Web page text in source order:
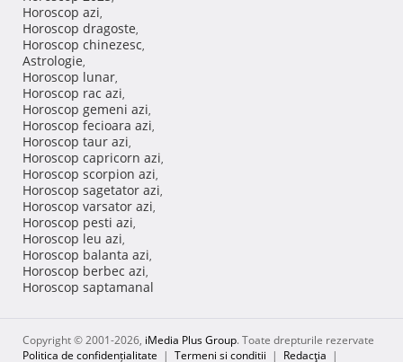
Horoscop azi,
Horoscop dragoste,
Horoscop chinezesc,
Astrologie,
Horoscop lunar,
Horoscop rac azi,
Horoscop gemeni azi,
Horoscop fecioara azi,
Horoscop taur azi,
Horoscop capricorn azi,
Horoscop scorpion azi,
Horoscop sagetator azi,
Horoscop varsator azi,
Horoscop pesti azi,
Horoscop leu azi,
Horoscop balanta azi,
Horoscop berbec azi,
Horoscop saptamanal
Copyright © 2001-2026, iMedia Plus Group. Toate drepturile rezervate
Politica de confidențialitate | Termeni si conditii | Redacţia |